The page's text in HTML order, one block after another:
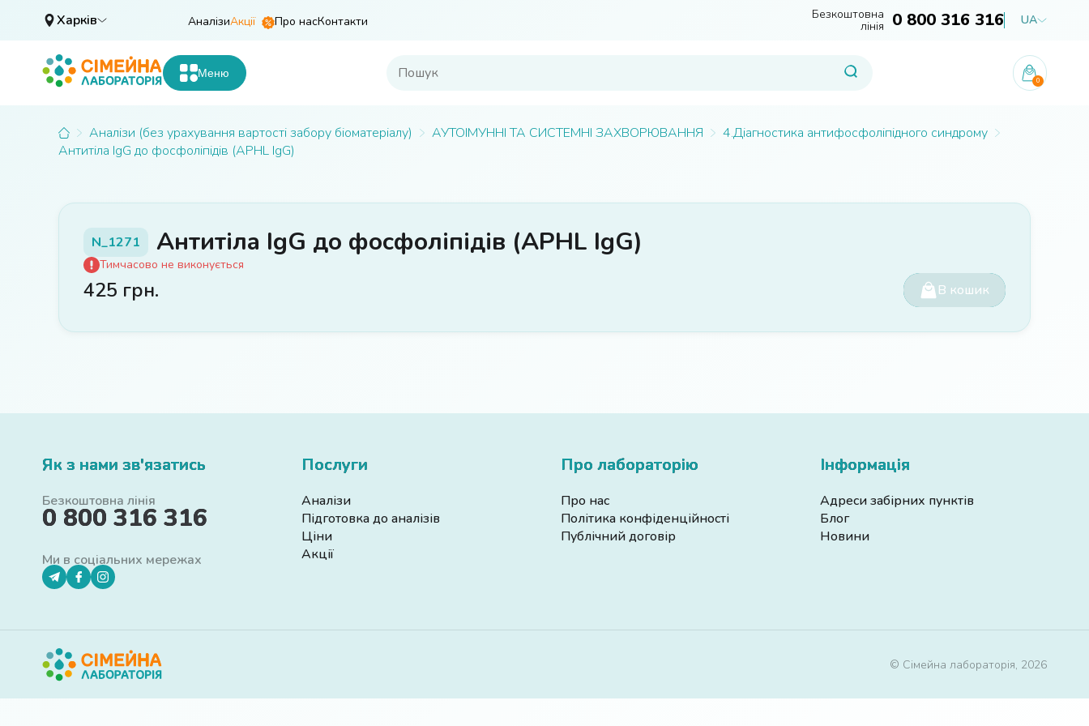
Харків АналізиАкції Про насКонтакти Безкоштовна
лінія 0 800 316 316 UA
Меню
0
Аналізи (без урахування вартості забору біоматеріалу) АУТОІМУННІ ТА СИСТЕМНІ ЗАХВОРЮВАННЯ
4.Діагностика антифосфоліпідного синдрому
Антитіла IgG до фосфоліпідів (APHL IgG)
N_1271 Антитіла IgG до фосфоліпідів (APHL IgG)
Тимчасово не виконується
425 грн. В кошик
Як з нами зв'язатись
Безкоштовна лінія
0 800 316 316
Ми в соціальних мережах
Послуги
Аналізи
Підготовка до аналізів
Ціни
Акції
Про лабораторію
Про нас
Політика конфіденційності
Публічний договір
Інформація
Адреси забірних пунктів
Блог
Новини
© Сімейна лабораторія, 2026